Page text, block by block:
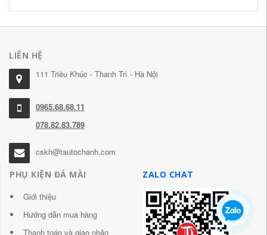
LIÊN HỆ
111 Triều Khúc - Thanh Trì - Hà Nội
0965.68.68.11
078.82.83.789
cskh@tautochanh.com
PHỤ KIỆN ĐÁ MÀI
Giới thiệu
Hướng dẫn mua hàng
Thanh toán và giao nhận
ZALO CHAT